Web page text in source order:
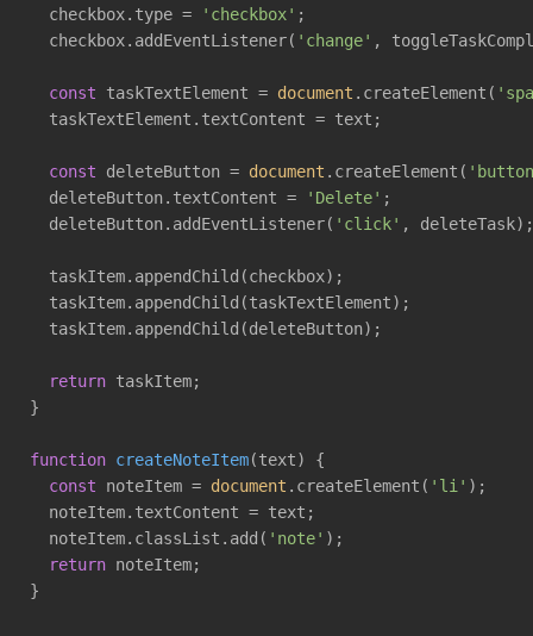
  checkbox.type =
'checkbox' ;
  checkbox.addEventListener(
'change' ,
const taskTextElement = document .createElement(
  taskTextElement.textContent = text;
const deleteButton = document .createElement(
  deleteButton.textContent =
'Delete' ;
  deleteButton.addEventListener(
'click' , deleteTask);
  taskItem.appendChild(checkbox);
  taskItem.appendChild(taskTextElement);
  taskItem.appendChild(deleteButton);
return taskItem;
}
function createNoteItem(text) {
const noteItem = document .createElement( 'li' );
  noteItem.textContent = text;
  noteItem.classList.add(
'note' );
return noteItem;
}